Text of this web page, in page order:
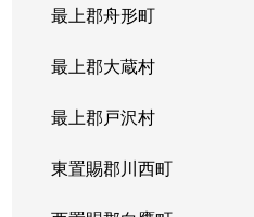
最上郡舟形町
最上郡大蔵村
最上郡戸沢村
東置賜郡川西町